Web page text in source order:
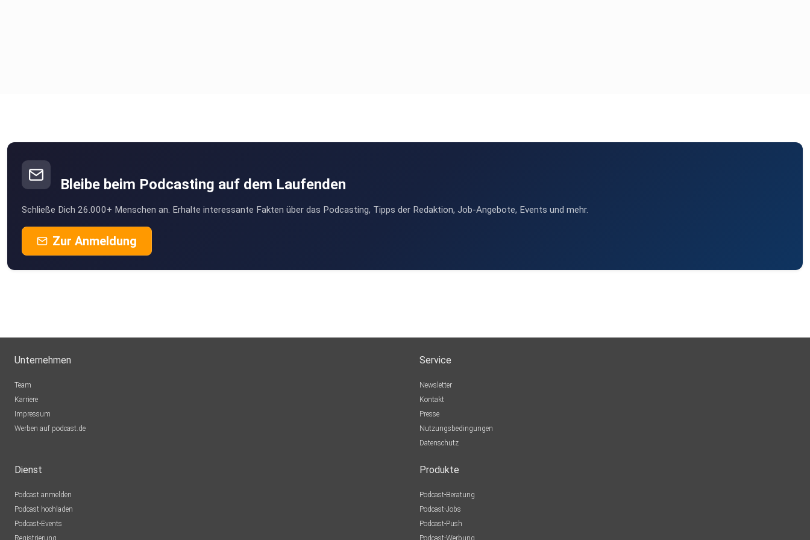
Bleibe beim Podcasting auf dem Laufenden
Schließe Dich 26.000+ Menschen an. Erhalte interessante Fakten über das Podcasting, Tipps der Redaktion, Job-Angebote, Events und mehr.
Zur Anmeldung
Unternehmen
Team
Karriere
Impressum
Werben auf podcast.de
Service
Newsletter
Kontakt
Presse
Nutzungsbedingungen
Datenschutz
Dienst
Podcast anmelden
Podcast hochladen
Podcast-Events
Registrierung
Produkte
Podcast-Beratung
Podcast-Jobs
Podcast-Push
Podcast-Werbung